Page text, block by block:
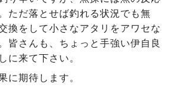
ただ落とせば釣れる状況でも無
換をして小さなアタリをアワセな
皆さんも、ちょっと手強い伊自良
に来て下さい。
に期待します。